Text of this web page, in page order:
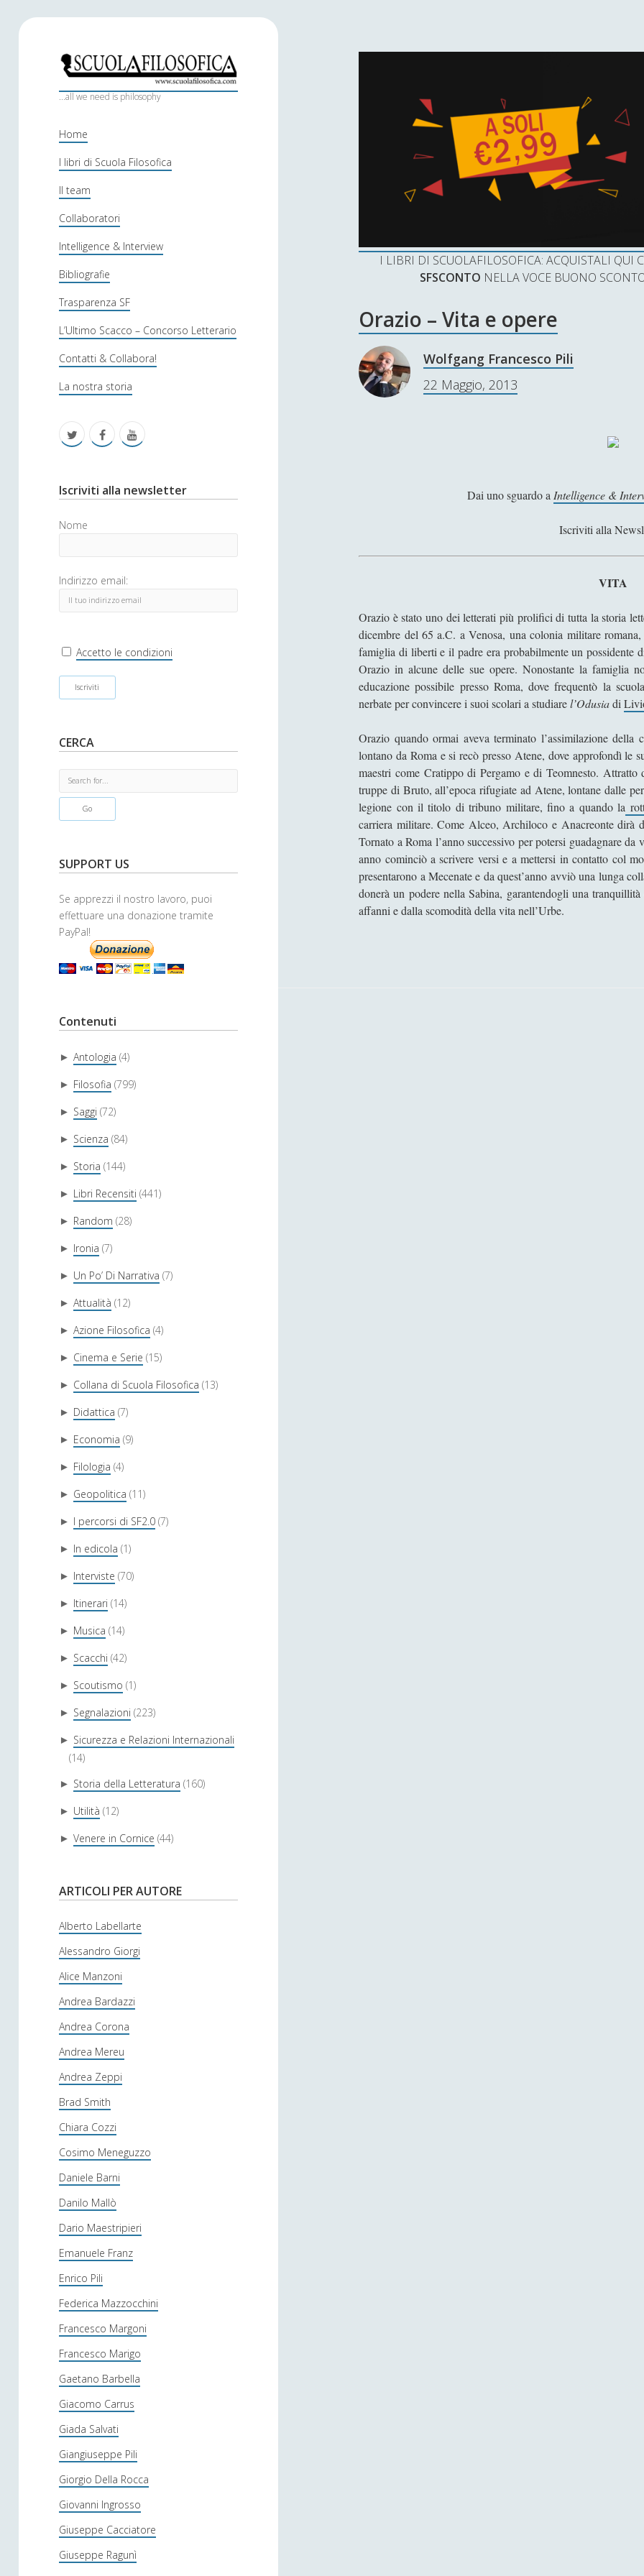
S
c
o
l
a
f
i
l
o
s
o
f
c
...all we need is philosophy
Home
I libri di Scuola Filosofica
Il team
Collaboratori
Intelligence & Interview
Bibliografie
Trasparenza SF
L’Ultimo Scacco – Concorso Letterario
Contatti & Collabora!
La nostra storia
i
t
r
f
c
b
o
k
u
u
e
S
i
e
b
r
Iscriviti alla newsletter
Nome
Indirizzo email:
Accetto le condizioni
CERCA
e
h
SUPPORT US
Se apprezzi il nostro lavoro, puoi
effettuare una donazione tramite
PayPal!
Contenuti
► Antologia (4)
► Filosofia (799)
► Saggi (72)
► Scienza (84)
► Storia (144)
► Libri Recensiti (441)
► Random (28)
► Ironia (7)
► Un Po’ Di Narrativa (7)
► Attualità (12)
► Azione Filosofica (4)
► Cinema e Serie (15)
► Collana di Scuola Filosofica (13)
► Didattica (7)
► Economia (9)
► Filologia (4)
► Geopolitica (11)
► I percorsi di SF2.0 (7)
► In edicola (1)
► Interviste (70)
► Itinerari (14)
► Musica (14)
► Scacchi (42)
► Scoutismo (1)
► Segnalazioni (223)
► Sicurezza e Relazioni Internazionali
(14)
► Storia della Letteratura (160)
► Utilità (12)
► Venere in Cornice (44)
ARTICOLI PER AUTORE
Alberto Labellarte
Alessandro Giorgi
Alice Manzoni
Andrea Bardazzi
Andrea Corona
Andrea Mereu
Andrea Zeppi
Brad Smith
Chiara Cozzi
Cosimo Meneguzzo
Daniele Barni
Danilo Mallò
Dario Maestripieri
Emanuele Franz
Enrico Pili
Federica Mazzocchini
Francesco Margoni
Francesco Marigo
Gaetano Barbella
Giacomo Carrus
Giada Salvati
Giangiuseppe Pili
Giorgio Della Rocca
Giovanni Ingrosso
Giuseppe Cacciatore
Giuseppe Ragunì
I LIBRI DI SCUOLAFILOSOFICA: ACQUISTALI
SFSCONTO NELLA VOCE BUONO
Orazio – Vita e opere
Wolfgang Francesco Pili
22 Maggio, 2013
Dai uno sguardo a Intelligence &
Iscriviti alla
VITA
Orazio è stato uno dei letterati più prolifici di tutta la storia
dicembre del 65 a.C. a Venosa, una colonia militare
famiglia di liberti e il padre era probabilmente un possidente
Orazio in alcune delle sue opere. Nonostante la famiglia
educazione possibile presso Roma, dove frequentò la
nerbate per convincere i suoi scolari a studiarel’Odusiadi
Orazio quando ormai aveva terminato l’assimilazione
lontano da Roma e si recò presso Atene, dove approfondì le
maestri come Cratippo di Pergamo e di Teomnesto. Attratto
truppe di Bruto, all’epoca rifugiate ad Atene, lontane dalle
legione con il titolo di tribuno militare, fino a quando la
carriera militare. Come Alceo, Archiloco e Anacreonte dirà
Tornato a Roma l’anno successivo per potersi guadagnare
anno cominciò a scrivere versi e a mettersi in contatto col
presentarono a Mecenate e da quest’anno avviò una lunga
donerà un podere nella Sabina, garantendogli una
affanni e dalla scomodità della vita nell’Urbe.